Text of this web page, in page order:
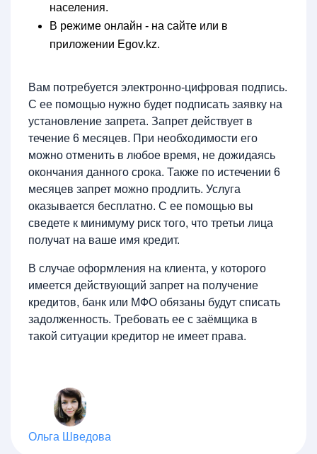
населения.
В режиме онлайн - на сайте или в
приложении Egov.kz.
Вам потребуется электронно-цифровая подпись.
С ее помощью нужно будет подписать заявку на
установление запрета. Запрет действует в
течение 6 месяцев. При необходимости его
можно отменить в любое время, не дожидаясь
окончания данного срока. Также по истечении 6
месяцев запрет можно продлить. Услуга
оказывается бесплатно. С ее помощью вы
сведете к минимуму риск того, что третьи лица
получат на ваше имя кредит.
В случае оформления на клиента, у которого
имеется действующий запрет на получение
кредитов, банк или МФО обязаны будут списать
задолженность. Требовать ее с заёмщика в
такой ситуации кредитор не имеет права.
Ольга Шведова